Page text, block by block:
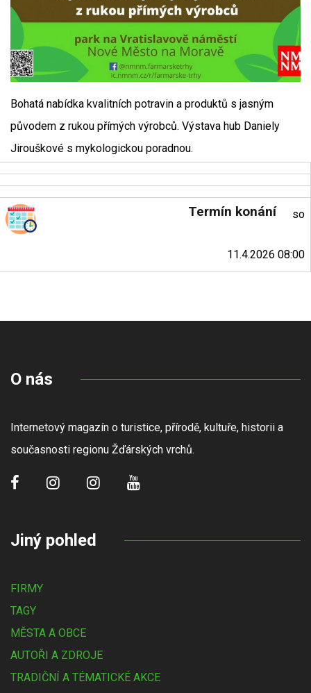
Bohatá nabídka kvalitních potravin a produktů s jasným
původem z rukou přímých výrobců. Výstava hub Daniely
Jirouškové s mykologickou poradnou.
Termín konání so
11.4.2026 08:00
O nás
Internetový magazín o turistice, přírodě, kultuře, historii a
současnosti regionu Žďárských vrchů.
Jiný pohled
FIRMY
TAGY
MĚSTA A OBCE
AUTOŘI A ZDROJE
TRADIČNÍ A TÉMATICKÉ AKCE